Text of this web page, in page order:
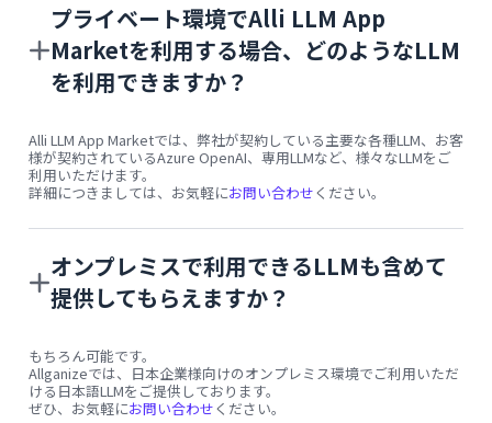
プライベート環境でAlli LLM App
Marketを利用する場合、どのようなLLM
を利用できますか？
Alli LLM App Marketでは、弊社が契約している主要な各種LLM、お客
様が契約されているAzure OpenAI、専用LLMなど、様々なLLMをご
利用いただけます。
詳細につきましては、お気軽にお問い合わせください。
オンプレミスで利用できるLLMも含めて
提供してもらえますか？
もちろん可能です。
Allganizeでは、日本企業様向けのオンプレミス環境でご利用いただ
ける日本語LLMをご提供しております。
ぜひ、お気軽にお問い合わせください。